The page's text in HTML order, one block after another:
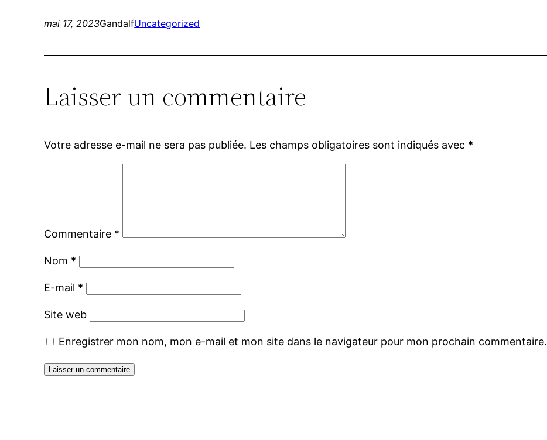
mai 17, 2023GandalfUncategorized
Laisser un commentaire
Votre adresse e-mail ne sera pas publiée. Les champs obligatoires sont indiqués avec *
Commentaire *
Nom *
E-mail *
Site web
Enregistrer mon nom, mon e-mail et mon site dans le navigateur pour mon prochain commentaire.